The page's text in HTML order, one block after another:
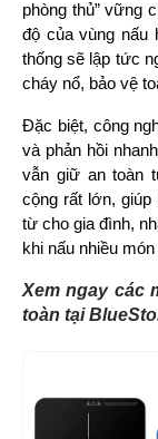
phòng thủ” vững
độ của vùng nấu
thống sẽ lập tức
cháy nổ, bảo vệ
Đặc biệt, công
và phản hồi
vẫn giữ an toàn
cộng rất lớn, giúp
từ cho gia đình,
khi nấu nhiều
Xem ngay các
toàn tại